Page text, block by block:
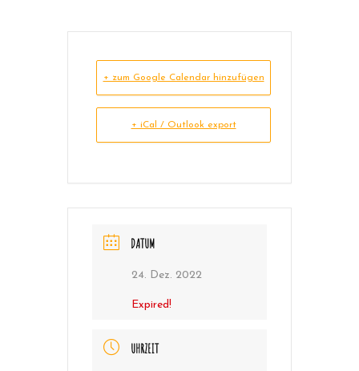
+ zum Google Calendar hinzufügen
+ iCal / Outlook export
DATUM
24. Dez. 2022
Expired!
UHRZEIT